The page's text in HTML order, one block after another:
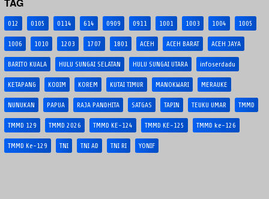
012 0105 0114 614 0909 0911 1001 1003 1004 1005
1006 1010 1203 1707 1801 ACEH ACEH BARAT ACEH JAYA
BARITO KUALA HULU SUNGAI SELATAN HULU SUNGAI UTARA infoserdadu
KETAPANG KODIM KOREM KUTAI TIMUR MANOKWARI MERAUKE
NUNUKAN PAPUA RAJA PANDHITA SATGAS TAPIN TEUKU UMAR TMMD
TMMD 129 TMMD 2026 TMMD KE-124 TMMD KE-125 TMMD ke-126
TMMD Ke-129 TNI TNI AD TNI RI YONIF